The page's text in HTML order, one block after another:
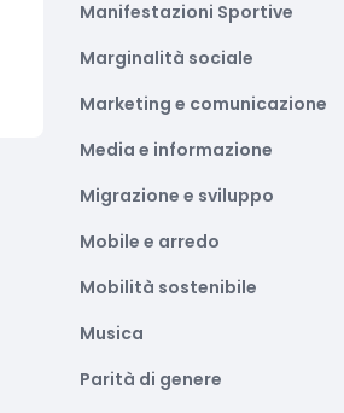
Manifestazioni Sportive
Marginalità sociale
Marketing e comunicazione
Media e informazione
Migrazione e sviluppo
Mobile e arredo
Mobilità sostenibile
Musica
Parità di genere